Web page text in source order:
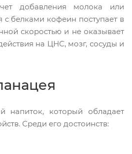
добавления молока или
с белками кофеин поступает в
скоростью и не оказывает
на ЦНС, мозг, сосуды и
напиток, который обладает
Среди его достоинств: